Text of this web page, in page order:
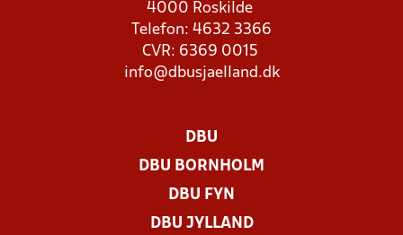
4000 Roskilde
Telefon: 4632 3366
CVR: 6369 0015
info@dbusjaelland.dk
DBU
DBU BORNHOLM
DBU FYN
DBU JYLLAND